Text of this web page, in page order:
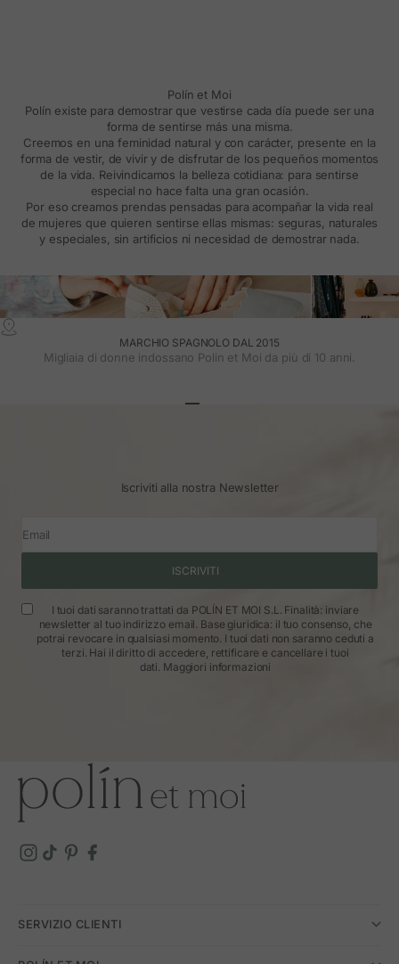
Polín et Moi
Polín existe para demostrar que vestirse cada día puede ser una
forma de sentirse más una misma.
Creemos en una feminidad natural y con carácter, presente en la
forma de vestir, de vivir y de disfrutar de los pequeños momentos
de la vida. Reivindicamos la belleza cotidiana: para sentirse
especial no hace falta una gran ocasión.
Por eso creamos prendas pensadas para acompañar la vida real
de mujeres que quieren sentirse ellas mismas: seguras, naturales
y especiales, sin artificios ni necesidad de demostrar nada.
MARCHIO SPAGNOLO DAL 2015
Migliaia di donne indossano Polin et Moi da più di 10 anni.
Iscriviti alla nostra Newsletter
Email
ISCRIVITI
I tuoi dati saranno trattati da POLÍN ET MOI S.L. Finalità: inviare
newsletter al tuo indirizzo email. Base giuridica: il tuo consenso, che
potrai revocare in qualsiasi momento. I tuoi dati non saranno ceduti a
terzi. Hai il diritto di accedere, rettificare e cancellare i tuoi
dati. Maggiori informazioni
SERVIZIO CLIENTI